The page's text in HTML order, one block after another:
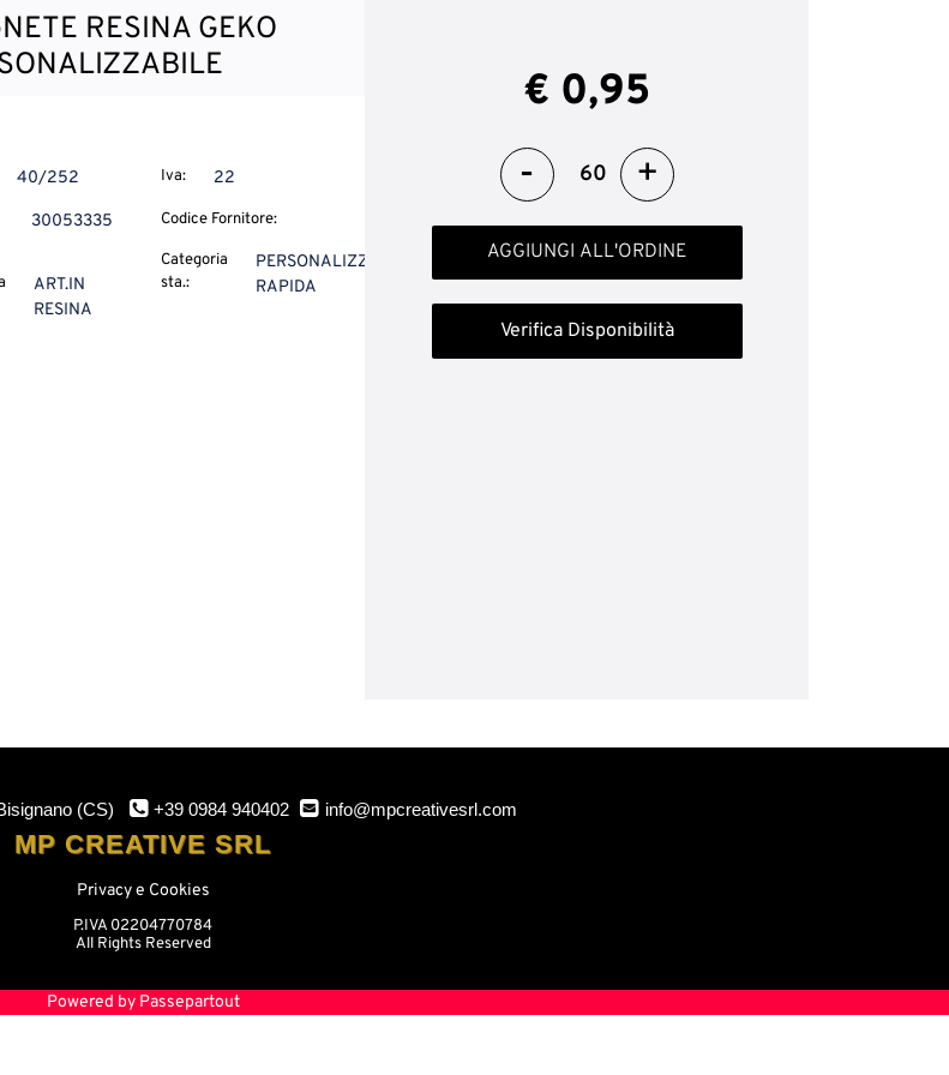
RESINA GEKO
40/252
30053335
ART.IN
RESINA
Iva: 22
Codice Fornitore:
Categoria
sta.:
PERSONALIZZ.
RAPIDA
€ 0,95
AGGIUNGI ALL'ORDINE
Verifica Disponibilità
(CS) +39 0984 940402 info@mpcreativesrl.com
MP CREATIVE SRL
Privacy e Cookies
P.IVA 02204770784
All Rights Reserved
Powered by Passepartout